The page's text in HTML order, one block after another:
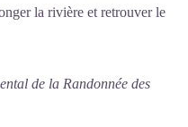
la rivière et retrouver le
de la Randonnée des